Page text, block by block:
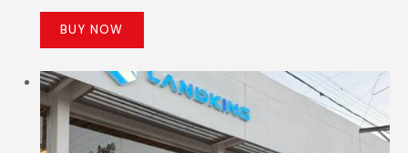
BUY NOW